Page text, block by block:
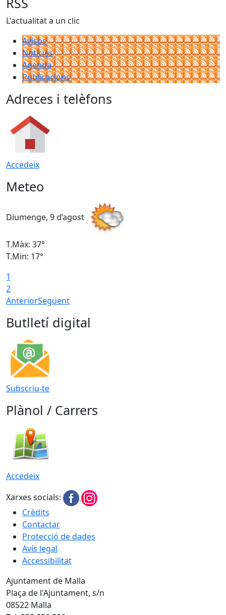
L'actualitat a un clic
Avisos
Notícies
Agenda
Publicacions
Adreces i telèfons
Accedeix
Meteo
Diumenge, 9 d’agost
T.Màx: 37°
T.Min: 17°
1
2
AnteriorSegüent
Butlletí digital
Subscriu-te
Plànol / Carrers
Accedeix
Xarxes socials:
Crèdits
Contactar
Protecció de dades
Avís legal
Accessibilitat
Ajuntament de Malla
Plaça de l'Ajuntament, s/n
08522 Malla